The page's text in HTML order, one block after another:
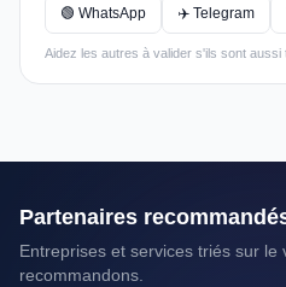
🟢 WhatsApp ✈️ Telegram
Aidez les autres à valider s'ils sont aussi
Partenaires
Entreprises et services triés sur le
recommandons.